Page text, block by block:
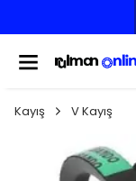
Kayış V Kayış